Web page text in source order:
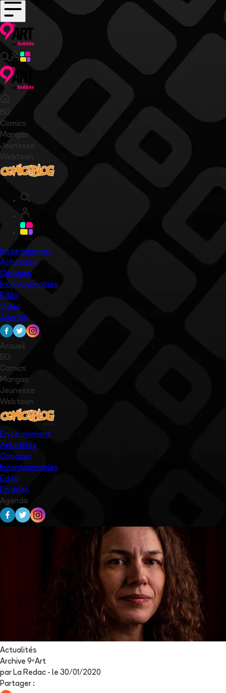
BD
Comics
Mangas
Jeunesse
Webtoon
En ce moment
Actualités
Critiques
Incontournables
Edito
Vidéo
Agenda
Accueil
BD
Comics
Mangas
Jeunesse
Webtoon
En ce moment
Actualités
Critiques
Incontournables
Edito
En vidéo
Agenda
Actualités
Archive 9ᵉArt
par La Redac - le 30/01/2020
Partager :